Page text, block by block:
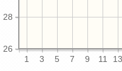
1 3 5 7 9 11 13
26
28